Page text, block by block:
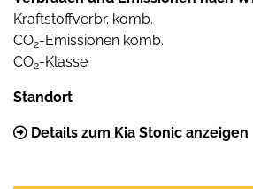
Kraftstoffverbr. komb.
CO2-Emissionen komb.
CO2-Klasse
Standort
Details zum Kia Stonic anzeigen